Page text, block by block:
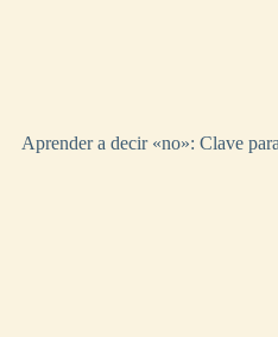
Aprender a decir «no»: Clave